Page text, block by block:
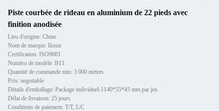
Piste courbée de rideau en aluminium de 22 pieds avec
finition anodisée
Lieu d'origine: Chine
Nom de marque: Iksun
Certification: ISO9001
Numéro de modèle: B11
Quantité de commande min: 3 000 mètres
Prix: negotiable
Détails d'emballage: Package individuel-1140*55*45 mm par jeu
Délai de livraison: 25 jours
Conditions de paiement: T/T, L/C